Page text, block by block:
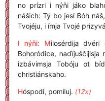
no prízri i nýňi jáko
nášich: Tý bo jesí Bóh
Tvojéju, i ímja Tvojé
I nýňi: Milosérdija dvéri
Bohoródice,
izbávimsja Tobóju ot
christiánskaho.
Hóspodi, pomíluj. (12x)